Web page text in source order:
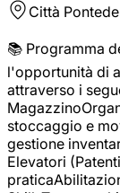
Città
📚 Programma
l'opportunità di
attraverso i
stoccaggio e
gestione
Elevatori